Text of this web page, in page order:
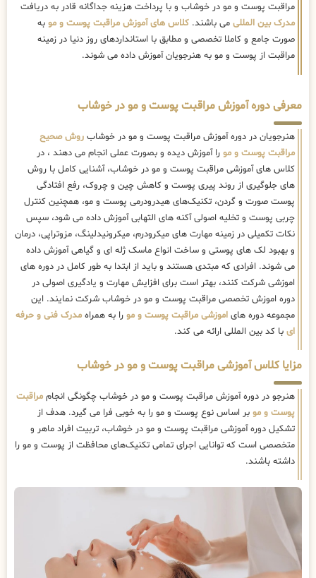
مراقبت پوست و مو در خوشاب و با پرداخت هزینه جداگانه قادر به دریافت
مدرک بین المللی می باشند. کلاس های آموزش مراقبت پوست و مو به
صورت جامع و کاملا تخصصی و مطابق با استانداردهای روز دنیا در زمینه
مراقبت از پوست و مو به هنرجویان آموزش داده می شوند.
معرفی دوره آموزش مراقبت پوست و مو در خوشاب
هنرجویان در دوره آموزش مراقبت پوست و مو در خوشاب روش صحیح
مراقبت پوست و مو را آموزش دیده و بصورت عملی انجام می دهند ، در
کلاس های آموزشی مراقبت پوست و مو در خوشاب، آشنایی کامل با روش
های جلوگیری از روند پیری پوست و کاهش چین و چروک، رفع افتادگی
پوست صورت و گردن، تکنیک‌های هیدرودرمی پوست و مو، همچنین کنترل
چربی پوست و تخلیه اصولی آکنه های التهابی آموزش داده می شود، سپس
نکات تکمیلی در زمینه مهارت های میکرودرم، میکرونیدلینگ، مزوتراپی، درمان
و بهبود لک های پوستی و ساخت انواع ماسک ژله ای و گیاهی آموزش داده
می شوند. افرادی که مبتدی هستند و باید از ابتدا به طور کامل در دوره های
اموزشی شرکت کنند، بهتر است برای افزایش مهارت و یادگیری اصولی در
دوره اموزش تخصصی مراقبت پوست و مو در خوشاب شرکت نمایند. این
مجموعه دوره های اموزشی مراقبت پوست و مو را به همراه مدرک فنی و حرفه
ای با کد بین المللی ارائه می کند.
مزایا کلاس آموزشی مراقبت پوست و مو در خوشاب
هنرجو در دوره آموزش مراقبت پوست و مو در خوشاب چگونگی انجام مراقبت
پوست و مو بر اساس نوع پوست و مو را به خوبی فرا می گیرد. هدف از
تشکیل دوره آموزشی مراقبت پوست و مو در خوشاب، تربیت افراد ماهر و
متخصصی است که توانایی اجرای تمامی تکنیک‌های محافظت از پوست و مو را
داشته باشند.